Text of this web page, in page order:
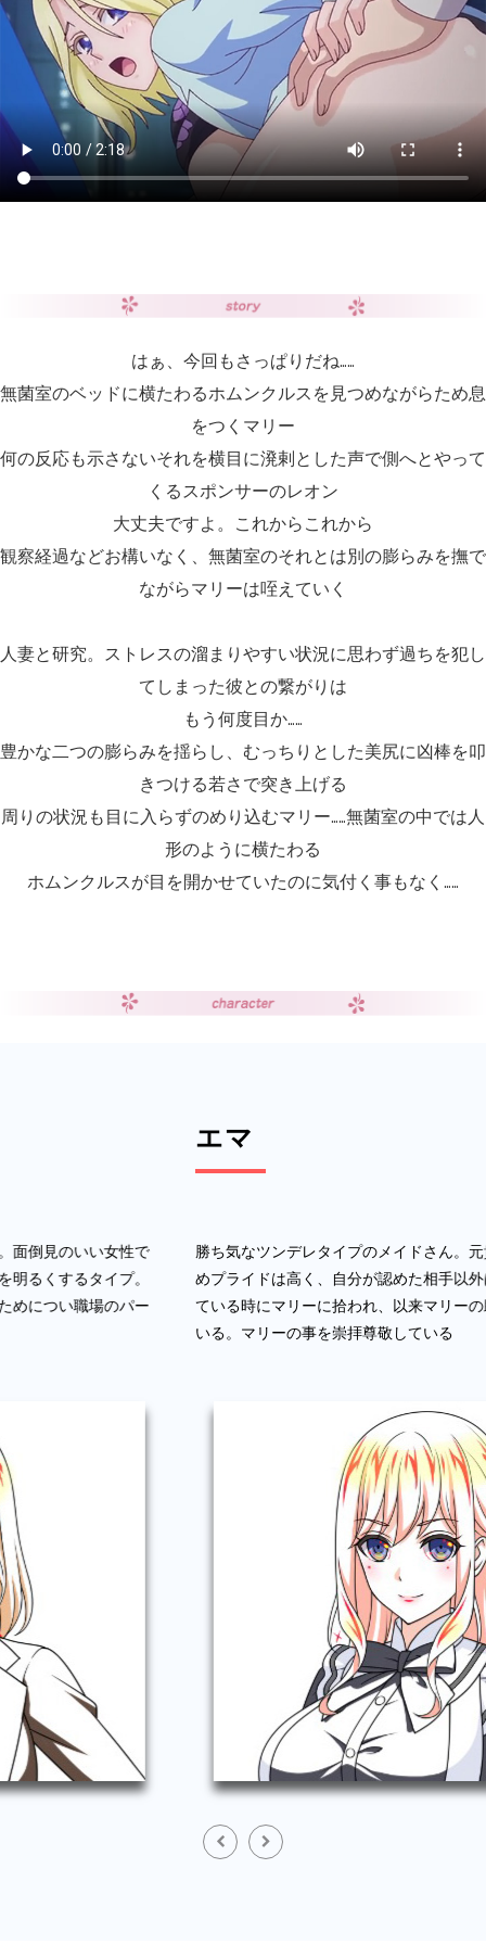
はぁ、今回もさっぱりだね……
無菌室のベッドに横たわるホムンクルスを見つめながらため息
をつくマリー
何の反応も示さないそれを横目に溌剌とした声で側へとやって
くるスポンサーのレオン
大丈夫ですよ。これからこれから
観察経過などお構いなく、無菌室のそれとは別の膨らみを撫で
ながらマリーは咥えていく
人妻と研究。ストレスの溜まりやすい状況に思わず過ちを犯し
てしまった彼との繋がりは
もう何度目か……
豊かな二つの膨らみを揺らし、むっちりとした美尻に凶棒を叩
きつける若さで突き上げる
周りの状況も目に入らずのめり込むマリー……無菌室の中では人
形のように横たわる
ホムンクルスが目を開かせていたのに気付く事もなく……
勝ち気なツンデレタイプのメイドさん。元貴族の没落組。そのた
めプライドは高く、自分が認めた相手以外は攻撃的。仕事を探し
ている時にマリーに拾われ、以来マリーの助手兼世話係を務めて
いる。マリーの事を崇拝尊敬している